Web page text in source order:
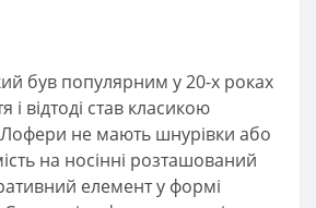
був популярним у 20-х роках
і відтоді став класикою
не мають шнурівки або
на носінні розташований
елемент у формі